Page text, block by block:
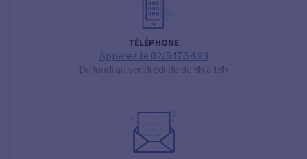
TÉLÉPHONE
Appelez le 02/547.54.93
Du lundi au vendredi de de 8h à 18h